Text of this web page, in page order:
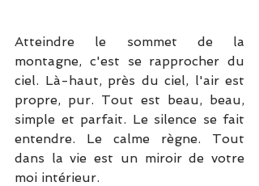
Atteindre le sommet de la
montagne, c'est se rapprocher du
ciel. Là-haut, près du ciel, l'air est
propre, pur. Tout est beau, beau,
simple et parfait. Le silence se fait
entendre. Le calme règne. Tout
dans la vie est un miroir de votre
moi intérieur.